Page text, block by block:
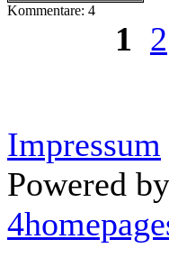
Kommentare: 4
1 2
Impressum
Powered by